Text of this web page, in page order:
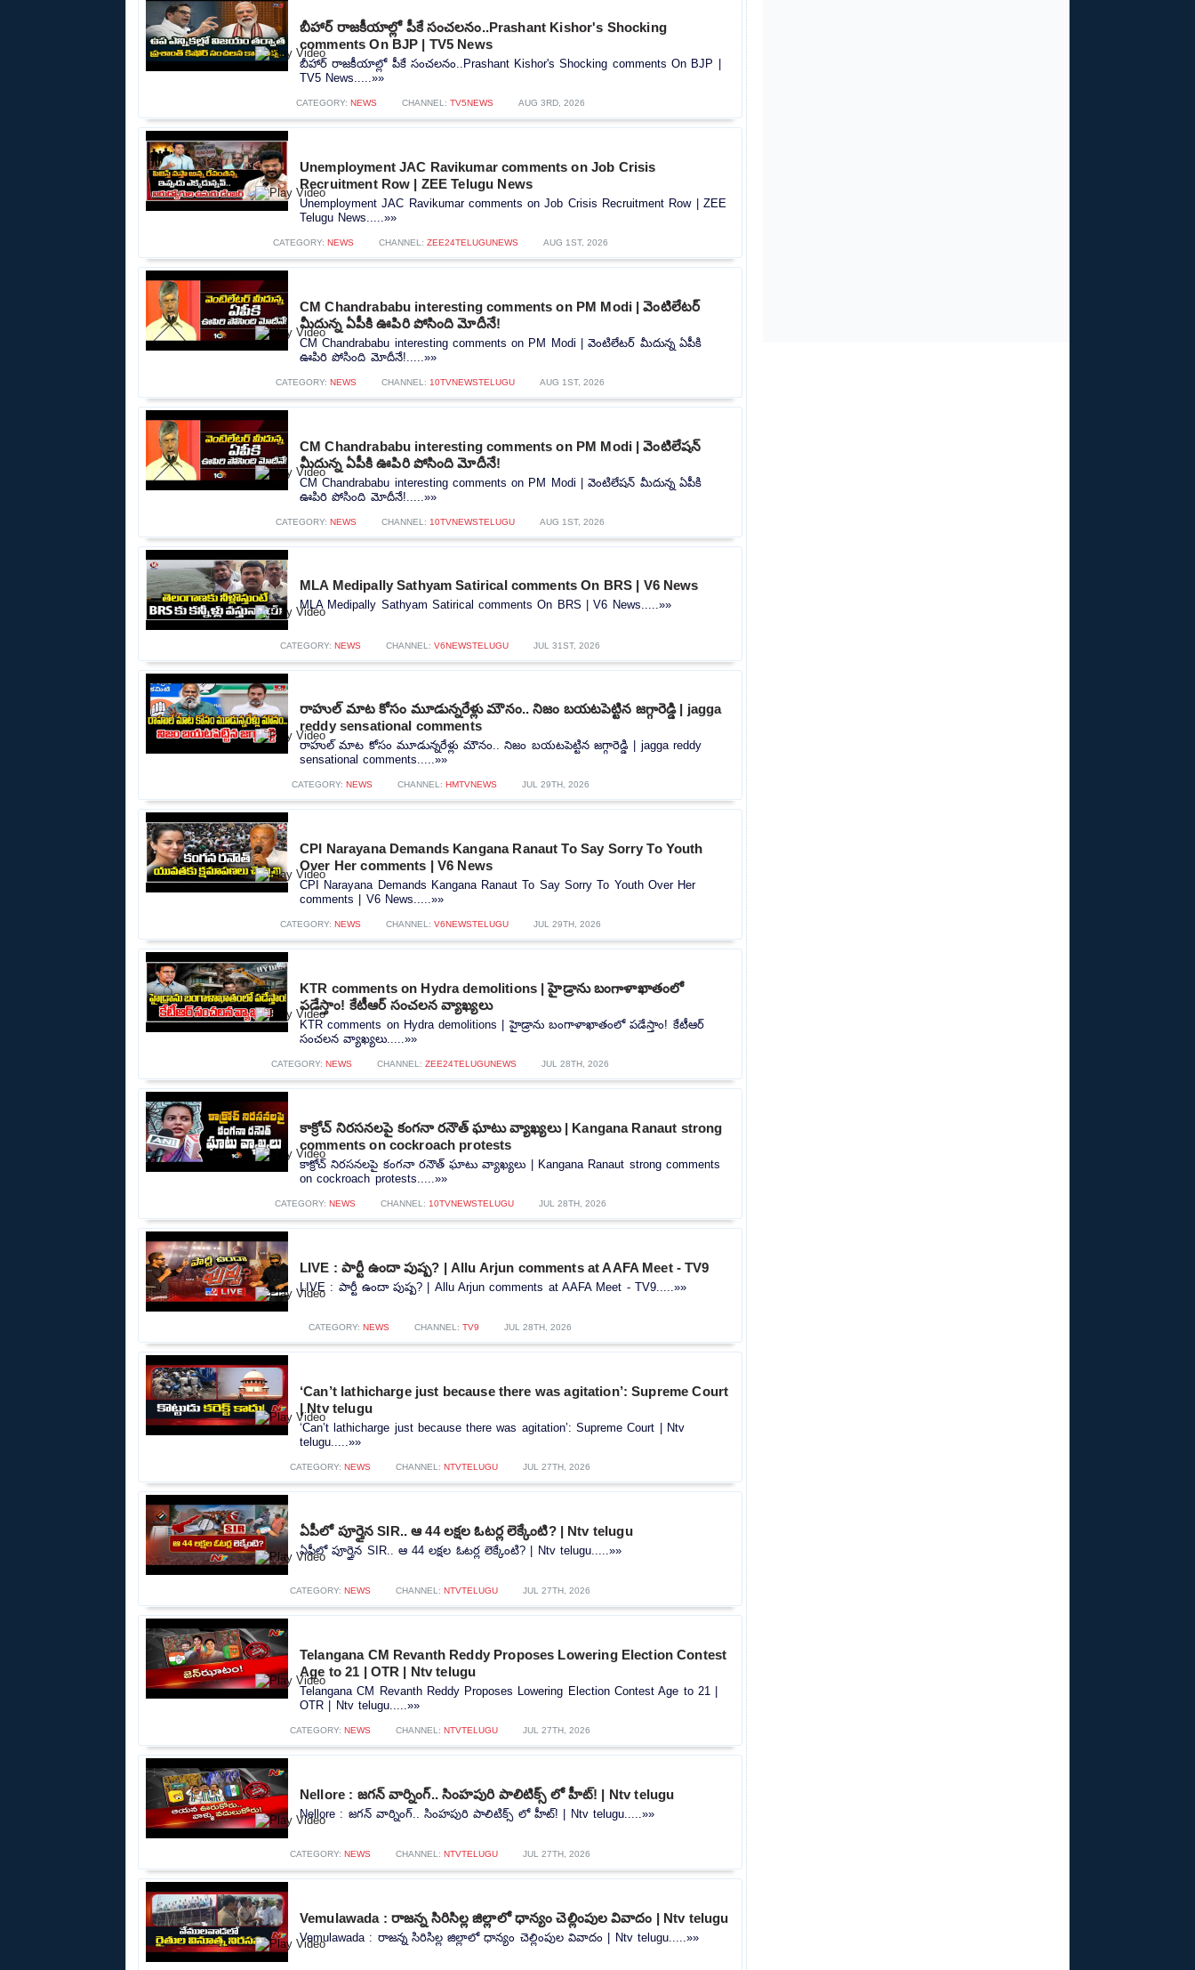
బీహార్ రాజకీయాల్లో పీకే సంచలనం..Prashant Kishor's Shocking
comments On BJP | TV5 News
బీహార్ రాజకీయాల్లో పీకే సంచలనం..Prashant Kishor's Shocking comments On BJP |
TV5 News.....»»
CATEGORY: NEWS CHANNEL: TV5NEWS AUG 3RD, 2026
Unemployment JAC Ravikumar comments on Job Crisis
Recruitment Row | ZEE Telugu News
Unemployment JAC Ravikumar comments on Job Crisis Recruitment Row | ZEE
Telugu News.....»»
CATEGORY: NEWS CHANNEL: ZEE24TELUGUNEWS AUG 1ST, 2026
CM Chandrababu interesting comments on PM Modi | వెంటిలేటర్
మీదున్న ఏపీకి ఊపిరి పోసింది మోదీనే!
CM Chandrababu interesting comments on PM Modi | వెంటిలేటర్ మీదున్న ఏపీకి
ఊపిరి పోసింది మోదీనే!.....»»
CATEGORY: NEWS CHANNEL: 10TVNEWSTELUGU AUG 1ST, 2026
CM Chandrababu interesting comments on PM Modi | వెంటిలేషన్
మీదున్న ఏపీకి ఊపిరి పోసింది మోదీనే!
CM Chandrababu interesting comments on PM Modi | వెంటిలేషన్ మీదున్న ఏపీకి
ఊపిరి పోసింది మోదీనే!.....»»
CATEGORY: NEWS CHANNEL: 10TVNEWSTELUGU AUG 1ST, 2026
MLA Medipally Sathyam Satirical comments On BRS | V6 News
MLA Medipally Sathyam Satirical comments On BRS | V6 News.....»»
CATEGORY: NEWS CHANNEL: V6NEWSTELUGU JUL 31ST, 2026
రాహుల్ మాట కోసం మూడున్నరేళ్లు మౌనం.. నిజం బయటపెట్టిన జగ్గారెడ్డి | jagga
reddy sensational comments
రాహుల్ మాట కోసం మూడున్నరేళ్లు మౌనం.. నిజం బయటపెట్టిన జగ్గారెడ్డి | jagga reddy
sensational comments.....»»
CATEGORY: NEWS CHANNEL: HMTVNEWS JUL 29TH, 2026
CPI Narayana Demands Kangana Ranaut To Say Sorry To Youth
Over Her comments | V6 News
CPI Narayana Demands Kangana Ranaut To Say Sorry To Youth Over Her
comments | V6 News.....»»
CATEGORY: NEWS CHANNEL: V6NEWSTELUGU JUL 29TH, 2026
KTR comments on Hydra demolitions | హైడ్రాను బంగాళాఖాతంలో
పడేస్తాం! కేటీఆర్ సంచలన వ్యాఖ్యలు
KTR comments on Hydra demolitions | హైడ్రాను బంగాళాఖాతంలో పడేస్తాం! కేటీఆర్
సంచలన వ్యాఖ్యలు.....»»
CATEGORY: NEWS CHANNEL: ZEE24TELUGUNEWS JUL 28TH, 2026
కాక్రోచ్ నిరసనలపై కంగనా రనౌత్ ఘాటు వ్యాఖ్యలు | Kangana Ranaut strong
comments on cockroach protests
కాక్రోచ్ నిరసనలపై కంగనా రనౌత్ ఘాటు వ్యాఖ్యలు | Kangana Ranaut strong comments
on cockroach protests.....»»
CATEGORY: NEWS CHANNEL: 10TVNEWSTELUGU JUL 28TH, 2026
LIVE : పార్టీ ఉందా పుష్ప? | Allu Arjun comments at AAFA Meet - TV9
LIVE : పార్టీ ఉందా పుష్ప? | Allu Arjun comments at AAFA Meet - TV9.....»»
CATEGORY: NEWS CHANNEL: TV9 JUL 28TH, 2026
‘Can’t lathicharge just because there was agitation’: Supreme Court
| Ntv telugu
‘Can’t lathicharge just because there was agitation’: Supreme Court | Ntv
telugu.....»»
CATEGORY: NEWS CHANNEL: NTVTELUGU JUL 27TH, 2026
ఏపీలో పూర్తైన SIR.. ఆ 44 లక్షల ఓటర్ల లెక్కేంటి? | Ntv telugu
ఏపీలో పూర్తైన SIR.. ఆ 44 లక్షల ఓటర్ల లెక్కేంటి? | Ntv telugu.....»»
CATEGORY: NEWS CHANNEL: NTVTELUGU JUL 27TH, 2026
Telangana CM Revanth Reddy Proposes Lowering Election Contest
Age to 21 | OTR | Ntv telugu
Telangana CM Revanth Reddy Proposes Lowering Election Contest Age to 21 |
OTR | Ntv telugu.....»»
CATEGORY: NEWS CHANNEL: NTVTELUGU JUL 27TH, 2026
Nellore : జగన్ వార్నింగ్.. సింహపురి పాలిటిక్స్ లో హీట్! | Ntv telugu
Nellore : జగన్ వార్నింగ్.. సింహపురి పాలిటిక్స్ లో హీట్! | Ntv telugu.....»»
CATEGORY: NEWS CHANNEL: NTVTELUGU JUL 27TH, 2026
Vemulawada : రాజన్న సిరిసిల్ల జిల్లాలో ధాన్యం చెల్లింపుల వివాదం | Ntv telugu
Vemulawada : రాజన్న సిరిసిల్ల జిల్లాలో ధాన్యం చెల్లింపుల వివాదం | Ntv telugu.....»»